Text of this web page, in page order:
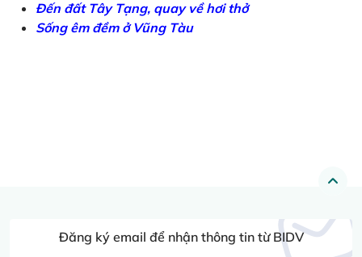
Đến đất Tây Tạng, quay về hơi thở
Sống êm đềm ở Vũng Tàu
Đăng ký email để nhận thông tin từ BIDV